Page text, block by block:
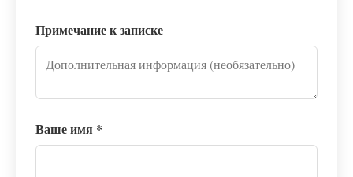
Примечание к записке
Ваше имя *